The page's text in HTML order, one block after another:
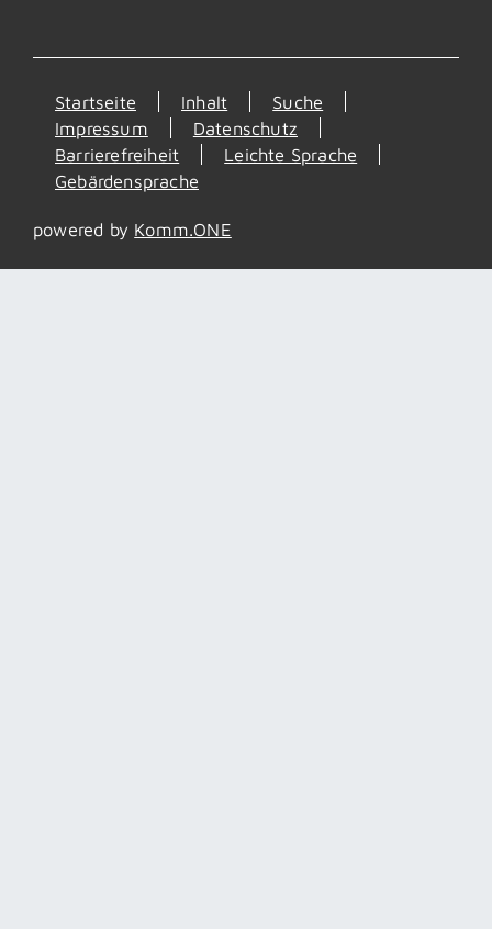
Startseite Inhalt
Suche
Impressum
Datenschutz
Barrierefreiheit
Leichte Sprache
Gebärdensprache
powered by Komm.ONE